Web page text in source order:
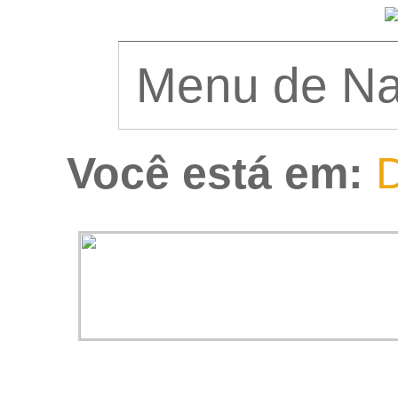
Você está em: